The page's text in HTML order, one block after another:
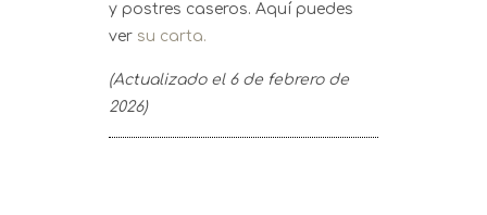
y postres caseros. Aquí puedes
ver su carta.
(Actualizado el 6 de febrero de
2026)